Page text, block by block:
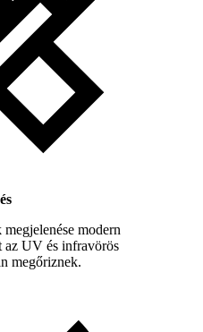
modern
az UV és infravörös
megőriznek.